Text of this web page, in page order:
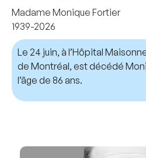
Madame Monique Fortier
1939-2026
Le 24 juin, à l’Hôpital
de Montréal, est décédé
l’âge de 86 ans.